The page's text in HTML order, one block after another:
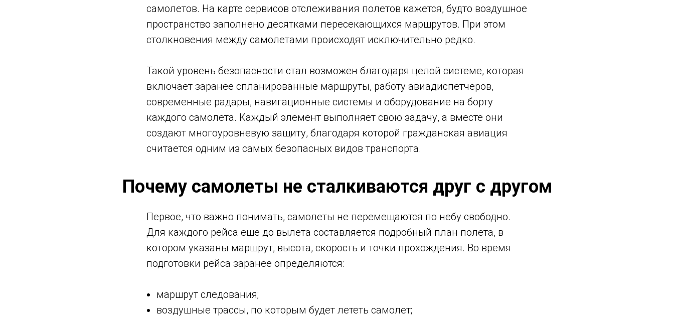
самолетов. На карте сервисов отслеживания полетов кажется, будто воздушное
пространство заполнено десятками пересекающихся маршрутов. При этом
столкновения между самолетами происходят исключительно редко.
Такой уровень безопасности стал возможен благодаря целой системе, которая
включает заранее спланированные маршруты, работу авиадиспетчеров,
современные радары, навигационные системы и оборудование на борту
каждого самолета. Каждый элемент выполняет свою задачу, а вместе они
создают многоуровневую защиту, благодаря которой гражданская авиация
считается одним из самых безопасных видов транспорта.
Почему самолеты не сталкиваются друг с другом
Первое, что важно понимать, самолеты не перемещаются по небу свободно.
Для каждого рейса еще до вылета составляется подробный план полета, в
котором указаны маршрут, высота, скорость и точки прохождения. Во время
подготовки рейса заранее определяются:
маршрут следования;
воздушные трассы, по которым будет лететь самолет;